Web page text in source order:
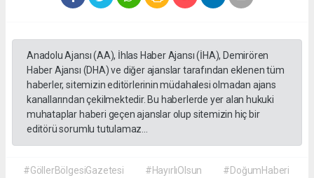
Anadolu Ajansı (AA), İhlas Haber Ajansı (İHA), Demirören
Haber Ajansı (DHA) ve diğer ajanslar tarafından eklenen tüm
haberler, sitemizin editörlerinin müdahalesi olmadan ajans
kanallarından çekilmektedir. Bu haberlerde yer alan hukuki
muhataplar haberi geçen ajanslar olup sitemizin hiç bir
editörü sorumlu tutulamaz...
#GöllerBölgesiGazetesi #HayırlıOlsun
#DoğumHaberi